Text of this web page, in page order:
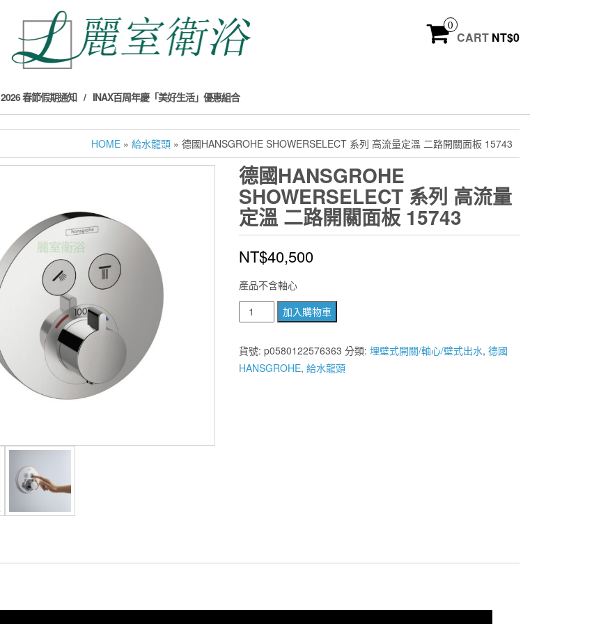
0
CART NT$0
2026 春節假期通知 INAX百周年慶「美好生活」優惠組合
HOME » 給水龍頭 » 德國HANSGROHE SHOWERSELECT 系列 高流量定溫 二路開關面板 15743
德國HANSGROHE
SHOWERSELECT 系列 高流量
定溫 二路開關面板 15743
NT$40,500
產品不含軸心
國
HANSGROHE
ShowerSelect
加入購物車
貨號: p0580122576363 分類: 埋壁式開關/軸心/壁式出水, 德國
HANSGROHE, 給水龍頭